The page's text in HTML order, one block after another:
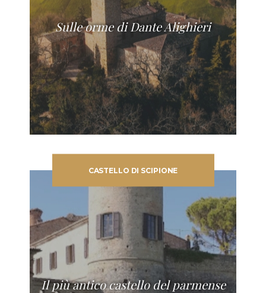
Sulle orme di Dante Alighieri
CASTELLO DI SCIPIONE
Il più antico castello del parmense